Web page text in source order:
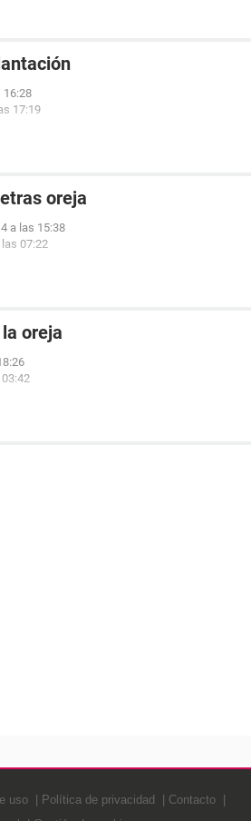
16:28
17:19
oreja
a las 15:38
07:22
oreja
uso Política de privacidad
Contacto